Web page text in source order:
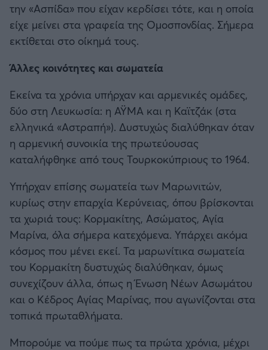
την «Ασπίδα» που είχαν κερδίσει τότε, και η οποία
είχε μείνει στα γραφεία της Ομοσπονδίας. Σήμερα
εκτίθεται στο οίκημά τους.
Άλλες κοινότητες και σωματεία
Εκείνα τα χρόνια υπήρχαν και αρμενικές ομάδες,
δύο στη Λευκωσία: η ΑΫΜΑ και η Καϊτζάκ (στα
ελληνικά «Αστραπή»). Δυστυχώς διαλύθηκαν όταν
η αρμενική συνοικία της πρωτεύουσας
καταλήφθηκε από τους Τουρκοκύπριους το 1964.
Υπήρχαν επίσης σωματεία των Μαρωνιτών,
κυρίως στην επαρχία Κερύνειας, όπου βρίσκονται
τα χωριά τους: Κορμακίτης, Ασώματος, Αγία
Μαρίνα, όλα σήμερα κατεχόμενα. Υπάρχει ακόμα
κόσμος που μένει εκεί. Τα μαρωνίτικα σωματεία
του Κορμακίτη δυστυχώς διαλύθηκαν, όμως
συνεχίζουν άλλα, όπως η Ένωση Νέων Ασωμάτου
και ο Κέδρος Αγίας Μαρίνας, που αγωνίζονται στα
τοπικά πρωταθλήματα.
Μπορούμε να πούμε πως τα πρώτα χρόνια, μέχρι